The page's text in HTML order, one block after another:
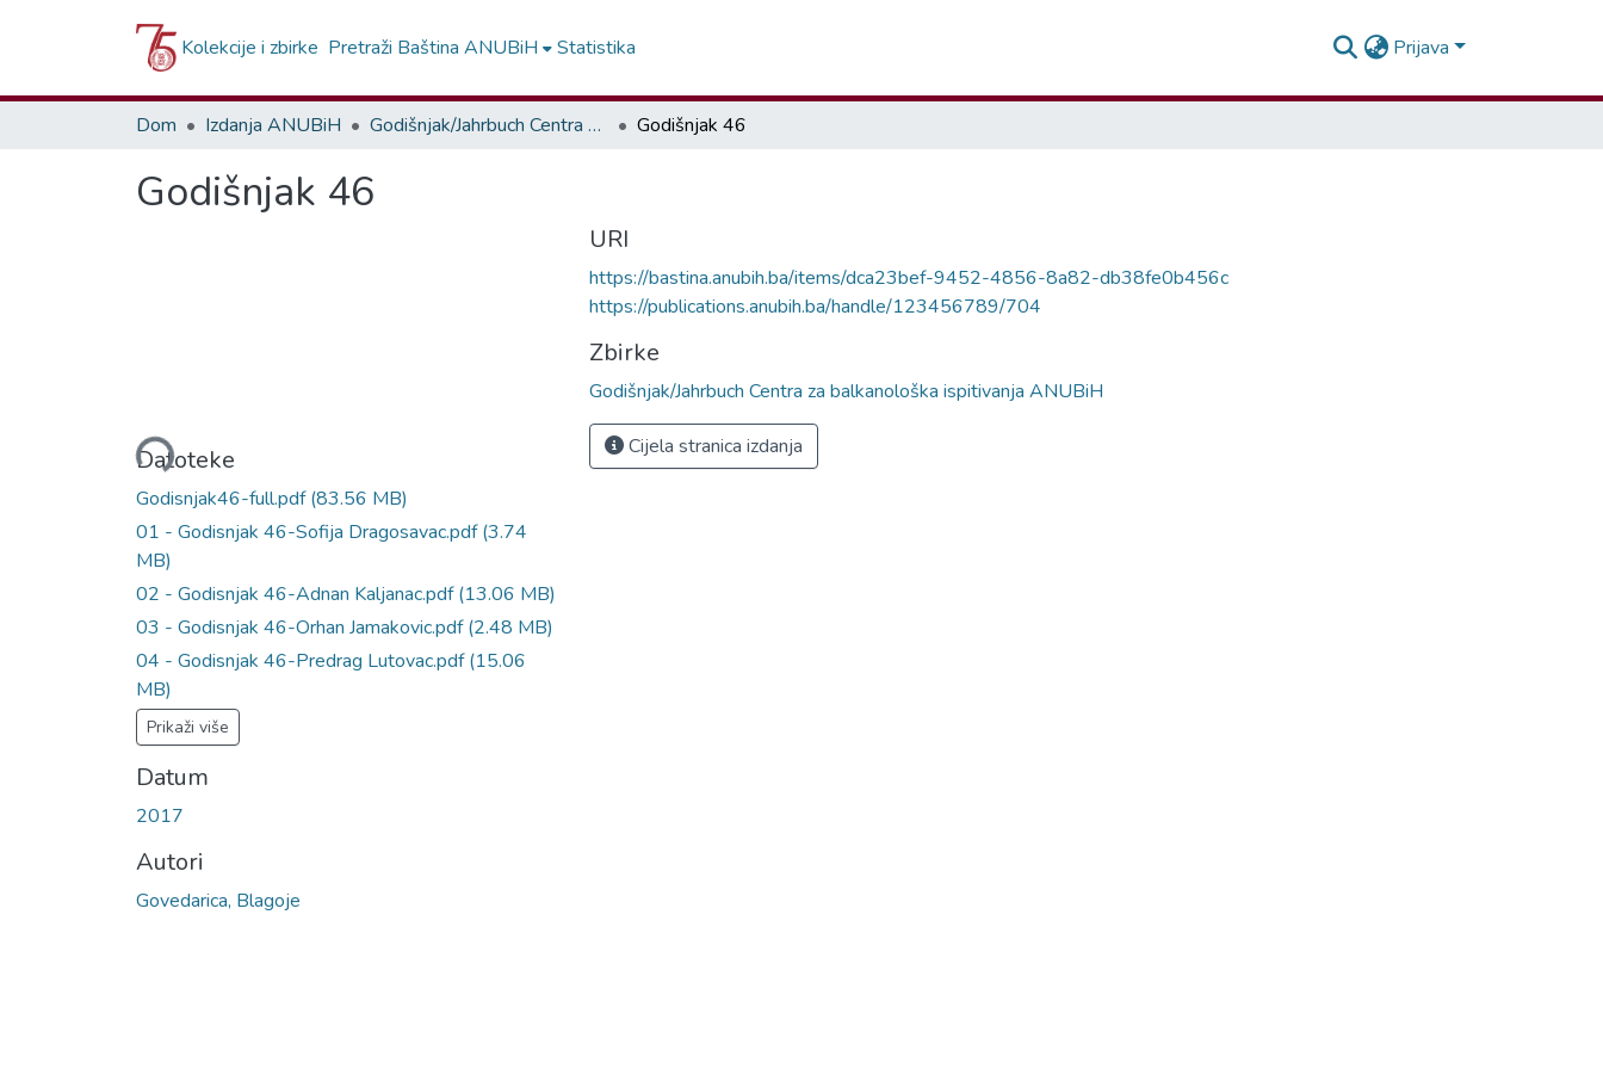
Kolekcije i zbirke Pretraži Baština ANUBiH Statistika Prijava
Dom Izdanja ANUBiH Godišnjak/Jahrbuch Centra za balkanološka ispitivanja ANUBiH Godišnjak 46
Godišnjak 46
Učitavanje...Datoteke
Godisnjak46-full.pdf(83.56 MB)
01 - Godisnjak 46-Sofija Dragosavac.pdf(3.74
MB)
02 - Godisnjak 46-Adnan Kaljanac.pdf(13.06 MB)
03 - Godisnjak 46-Orhan Jamakovic.pdf(2.48 MB)
04 - Godisnjak 46-Predrag Lutovac.pdf(15.06
MB)
Prikaži više
Datum
2017
Autori
Govedarica, Blagoje
URI
https://bastina.anubih.ba/items/dca23bef-9452-4856-8a82-db38fe0b456c
https://publications.anubih.ba/handle/123456789/704
Zbirke
Godišnjak/Jahrbuch Centra za balkanološka ispitivanja ANUBiH
Cijela stranica izdanja